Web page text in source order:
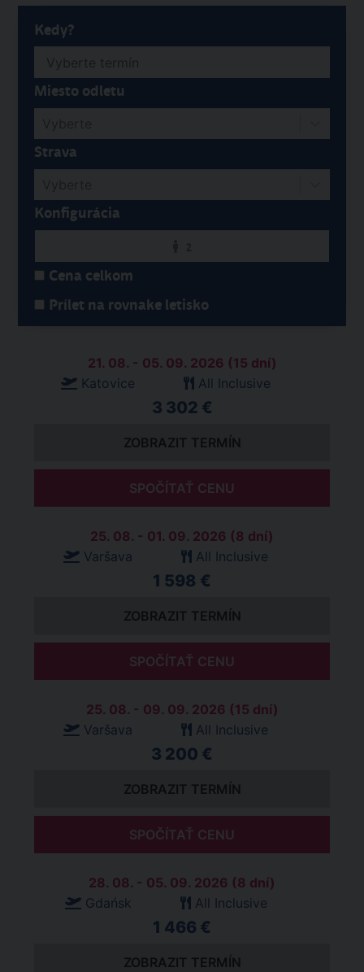
Kedy?
Miesto odletu
Strava
Konfigurácia
Cena celkom
Prílet na rovnake letisko
21. 08. - 05. 09. 2026 (15 dní)
Katovice
All Inclusive
3 302 €
ZOBRAZIT TERMÍN
SPOČÍTAŤ CENU
25. 08. - 01. 09. 2026 (8 dní)
Varšava
All Inclusive
1 598 €
ZOBRAZIT TERMÍN
SPOČÍTAŤ CENU
25. 08. - 09. 09. 2026 (15 dní)
Varšava
All Inclusive
3 200 €
ZOBRAZIT TERMÍN
SPOČÍTAŤ CENU
28. 08. - 05. 09. 2026 (8 dní)
Gdańsk
All Inclusive
1 466 €
ZOBRAZIT TERMÍN